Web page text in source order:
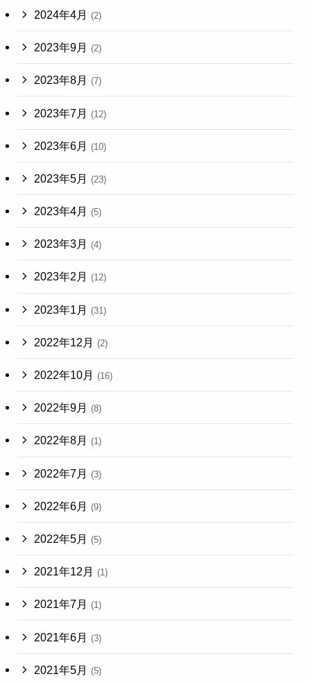
2024年4月 (2)
2023年9月 (2)
2023年8月 (7)
2023年7月 (12)
2023年6月 (10)
2023年5月 (23)
2023年4月 (5)
2023年3月 (4)
2023年2月 (12)
2023年1月 (31)
2022年12月 (2)
2022年10月 (16)
2022年9月 (8)
2022年8月 (1)
2022年7月 (3)
2022年6月 (9)
2022年5月 (5)
2021年12月 (1)
2021年7月 (1)
2021年6月 (3)
2021年5月 (5)